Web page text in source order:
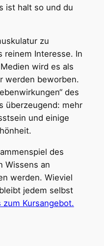
ist halt so und du
zu
reinem Interesse. In
wird es als
werden beworben.
des
überzeugend: mehr
und einige
des
Wissens an
werden. Wieviel
jedem selbst
zum Kursangebot.